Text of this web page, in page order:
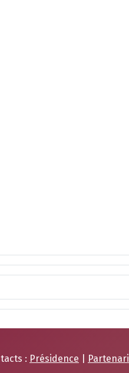
: Présidence